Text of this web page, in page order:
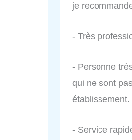
je
- Très
- Personne
qui ne sont
établissement.
- Service